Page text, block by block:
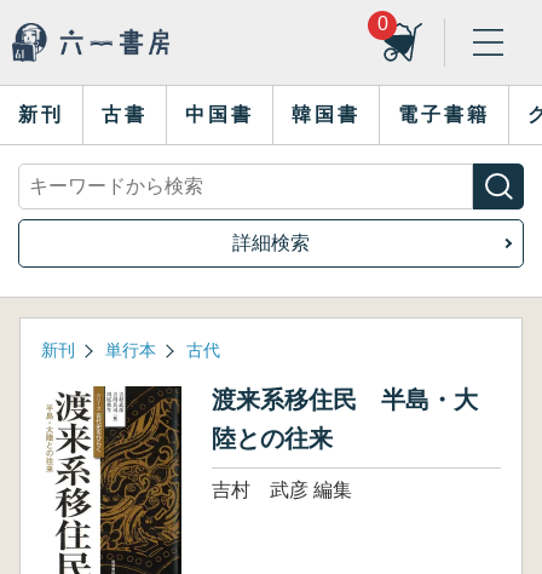
0
新刊 古書 中国書 韓国書 電子書籍
詳細検索
新刊 単行本 古代
渡来系移住民 半島・大
陸との往来
吉村 武彦 編集